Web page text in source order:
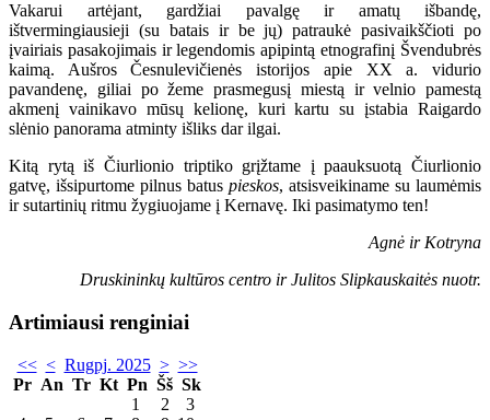
Vakarui artėjant, gardžiai pavalgę ir amatų išbandę,
ištvermingiausieji (su batais ir be jų) patraukė pasivaikščioti po
įvairiais pasakojimais ir legendomis apipintą etnografinį Švendubrės
kaimą. Aušros Česnulevičienės istorijos apie XX a. vidurio
pavandenę, giliai po žeme prasmegusį miestą ir velnio pamestą
akmenį vainikavo mūsų kelionę, kuri kartu su įstabia Raigardo
slėnio panorama atminty išliks dar ilgai.
Kitą rytą iš Čiurlionio triptiko grįžtame į paauksuotą Čiurlionio
gatvę, išsipurtome pilnus batus pieskos, atsisveikiname su laumėmis
ir sutartinių ritmu žygiuojame į Kernavę. Iki pasimatymo ten!
Agnė ir Kotryna
Druskininkų kultūros centro ir Julitos Slipkauskaitės nuotr.
Artimiausi renginiai
<< < Rugpj. 2025 > >>
Pr An Tr Kt Pn Šš Sk
1
2
3